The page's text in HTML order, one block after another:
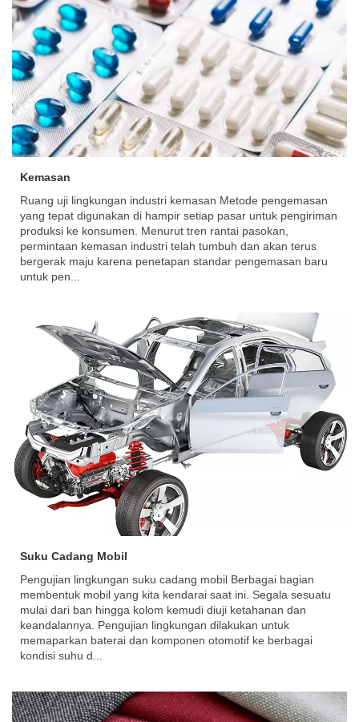
Kemasan
Ruang uji lingkungan industri kemasan Metode pengemasan
yang tepat digunakan di hampir setiap pasar untuk pengiriman
produksi ke konsumen. Menurut tren rantai pasokan,
permintaan kemasan industri telah tumbuh dan akan terus
bergerak maju karena penetapan standar pengemasan baru
untuk pen...
Suku Cadang Mobil
Pengujian lingkungan suku cadang mobil Berbagai bagian
membentuk mobil yang kita kendarai saat ini. Segala sesuatu
mulai dari ban hingga kolom kemudi diuji ketahanan dan
keandalannya. Pengujian lingkungan dilakukan untuk
memaparkan baterai dan komponen otomotif ke berbagai
kondisi suhu d...